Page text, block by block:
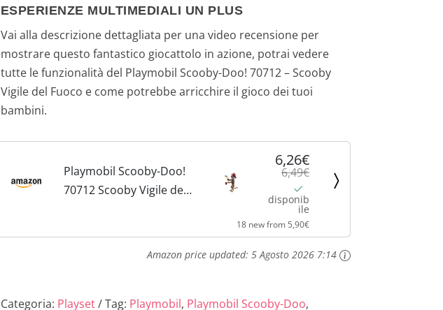
a
:
6
4
9
€
.
2
6
€
ESPERIENZE MULTIMEDIALI UN PLUS
Vai alla descrizione dettagliata per una video recensione per
mostrare questo fantastico giocattolo in azione, potrai vedere
tutte le funzionalità del Playmobil Scooby-Doo! 70712 – Scooby
Vigile del Fuoco e come potrebbe arricchire il gioco dei tuoi
bambini.
Playmobil Scooby-Doo!
70712 Scooby Vigile del
6,26€
6,49€
disponib
ile
18 new from 5,90€
Amazon price updated: 5 Agosto 2026 7:14
Categoria: Playset Tag: Playmobil, Playmobil Scooby-Doo,